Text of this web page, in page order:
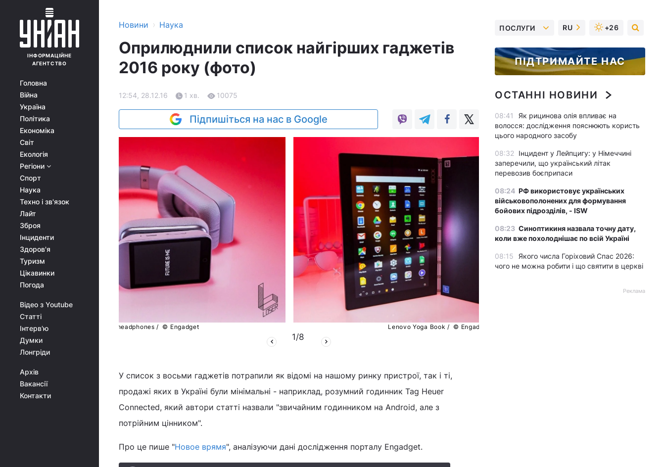
ІНФОРМАЦІЙНЕ
АГЕНТСТВО
Головна
Війна
Україна
Політика
Економіка
Світ
Екологія
Регіони
Спорт
Наука
Техно і зв'язок
Лайт
Зброя
Інциденти
Здоров'я
Туризм
Цікавинки
Погода
Відео з Youtube
Статті
Інтерв'ю
Думки
Лонгріди
Архів
Вакансії
Контакти
Новини › Наука
Оприлюднили список найгірших гаджетів
2016 року (фото)
12:54, 28.12.16 1 хв. 10075
Підпишіться на нас в Google
Vinci smart headphones / © Engadget Lenovo Yoga Book / © Engadget
1/8
У список з восьми гаджетів потрапили як відомі на нашому ринку пристрої, так і ті,
продажі яких в Україні були мінімальні - наприклад, розумний годинник Tag Heuer
Connected, який автори статті назвали "звичайним годинником на Android, але з
потрійним цінником".
Про це пише "Новое врямя", аналізуючи дані дослідження порталу Engadget.
ПОСЛУГИ RU +26
ПІДТРИМАЙТЕ НАС
ОСТАННІ НОВИНИ
08:41
Як рицинова олія впливає на
волосся: дослідження пояснюють користь
цього народного засобу
08:32
Інцидент у Лейпцигу: у Німеччині
заперечили, що український літак
перевозив боєприпаси
08:24 РФ використовує українських
військовополонених для формування
бойових підрозділів, - ISW
08:23 Синоптикиня назвала точну дату,
коли вже похолоднішає по всій Україні
08:15
Якого числа Горіховий Спас 2026:
чого не можна робити і що святити в церкві
Реклама